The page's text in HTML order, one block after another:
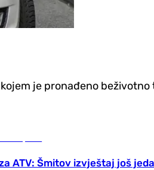
je pronađeno
ATV: Šmitov izvještaj još